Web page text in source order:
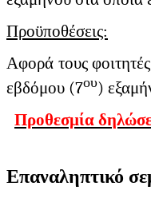
Προϋποθέσεις:
Αφορά τους
εβδόμου (7ου)
Προθεσμία
Επαναληπτικό